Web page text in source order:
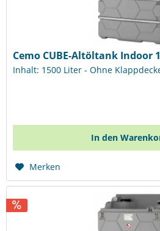
Cemo CUBE-Altöltank Indoor
Inhalt: 1500 Liter - Ohne
In den
Merken